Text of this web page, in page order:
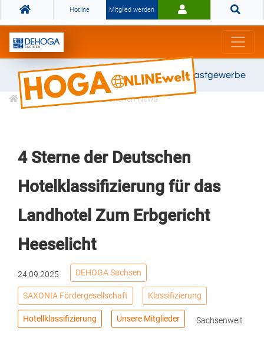
Hotline Mitglied werden
Gemeinsam stark für das Gastgewerbe
Informationen Branchen News
4 Sterne der Deutschen
Hotelklassifizierung für das
Landhotel Zum Erbgericht
Heeselicht
24.09.2025 DEHOGA Sachsen
SAXONIA Fördergesellschaft Klassifizierung
Hotellklassifizierung Unsere Mitglieder Sachsenweit